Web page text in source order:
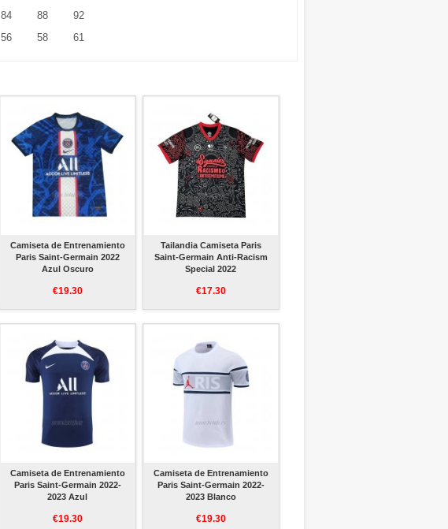
84 88
92
56 58 61
Camiseta de Entrenamiento
Paris Saint-Germain 2022
Azul Oscuro
€19.30
Tailandia Camiseta Paris
Saint-Germain Anti-Racism
Special 2022
€17.30
Camiseta de Entrenamiento
Paris Saint-Germain 2022-
2023 Azul
€19.30
Camiseta de Entrenamiento
Paris Saint-Germain 2022-
2023 Blanco
€19.30